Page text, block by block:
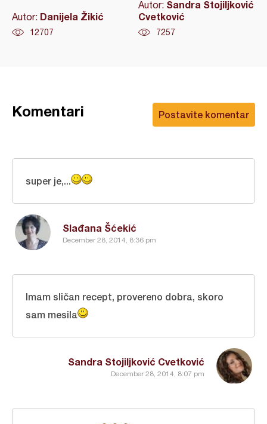
Autor: Danijela Žikić
12707
Autor: Sandra Stojiljković
Cvetković
7257
Postavite komentar
Komentari
Slađana Šćekić
December 28, 2014, 8:36 pm
super je,...
Sandra Stojiljković Cvetković
December 28, 2014, 8:07 pm
Imam sličan recept, provereno dobra, skoro
sam mesila